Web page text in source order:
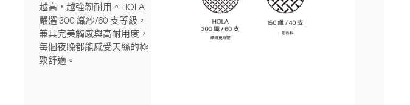
越高，越強韌耐用。HOLA
嚴選 300 織紗/60 支等級，
兼具完美觸感與高耐用度，
每個夜晚都能感受天絲的極
致舒適。